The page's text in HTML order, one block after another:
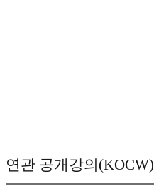
연관 공개강의(KOCW)